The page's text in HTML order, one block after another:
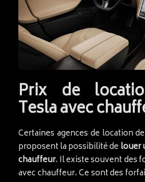
Prix de
Tesla avec
Certaines agences de location
proposent la possibilité delouer
chauffeur. Il existe souvent des
avec chauffeur. Ce sont des